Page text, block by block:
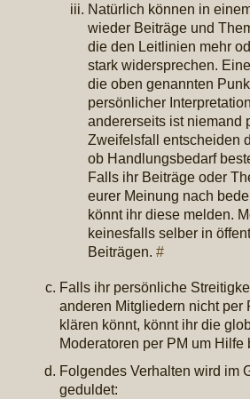
Natürlich können in
wieder Beiträge und
die den Leitlinien mehr
stark widersprechen.
die oben genannten
persönlicher
andererseits ist niemand
Zweifelsfall entscheiden
ob Handlungsbedarf
Falls ihr Beiträge oder
eurer Meinung nach
könnt ihr diese melden.
keinesfalls selber in
Beiträgen. #
Falls ihr persönliche
anderen Mitgliedern nicht per
klären könnt, könnt ihr die
Moderatoren per PM um
Folgendes Verhalten wird im
geduldet: